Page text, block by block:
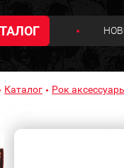
Каталог Рок